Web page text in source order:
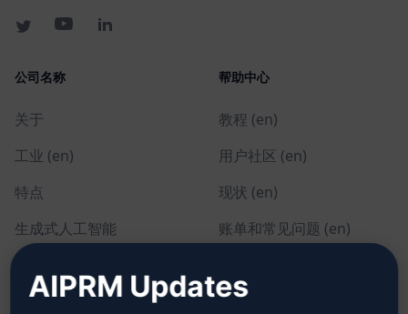
公司名称
关于
工业 (en)
特点
生成式人工智能
团队定价 (en)
帮助中心
教程 (en)
用户社区 (en)
现状 (en)
账单和常见问题 (en)
AIPRM Updates